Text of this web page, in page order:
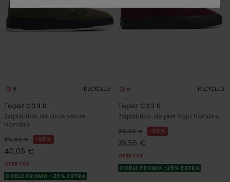
6 RECYCLED
Topaz C3 3.0
Zapatillas de ante Verde
hombre
89,00 € 55%
40,05 €
OFERTAS
DOBLE PROMO -25% EXTRA
5 RECYCLED
Topaz C3 2.0
Zapatillas de piel Rojo hombre
79,00 € 55%
35,55 €
OFERTAS
DOBLE PROMO -25% EXTRA